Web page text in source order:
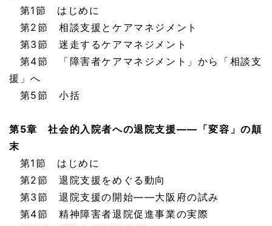
第1節 はじめに
第2節 相談支援とケアマネジメント
第3節 迷走するケアマネジメント
第4節 「障害者ケアマネジメント」から「相談支
援」へ
第5節 小括
第5章 社会的入院者への退院支援——「変容」の顛
末
第1節 はじめに
第2節 退院支援をめぐる動向
第3節 退院支援の開始——大阪府の試み
第4節 精神障害者退院促進事業の実際